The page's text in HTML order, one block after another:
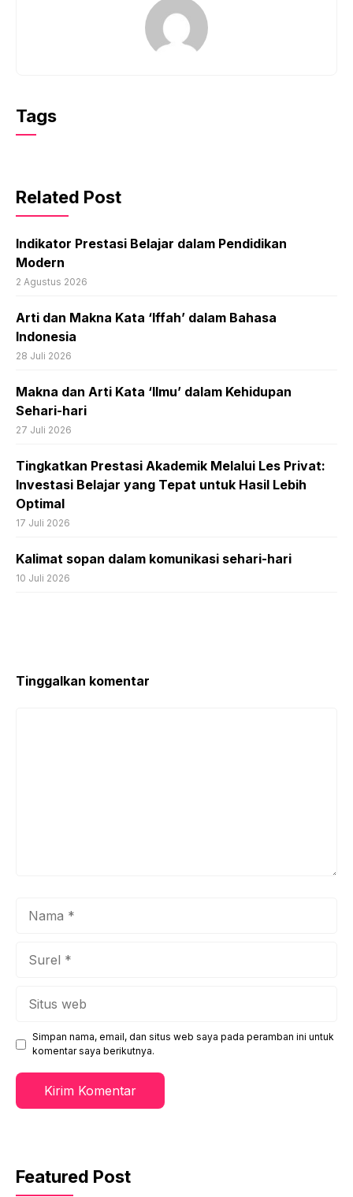
Tags
Related Post
Indikator Prestasi Belajar dalam Pendidikan
Modern
2 Agustus 2026
Arti dan Makna Kata ‘Iffah’ dalam Bahasa
Indonesia
28 Juli 2026
Makna dan Arti Kata ‘Ilmu’ dalam Kehidupan
Sehari-hari
27 Juli 2026
Tingkatkan Prestasi Akademik Melalui Les Privat:
Investasi Belajar yang Tepat untuk Hasil Lebih
Optimal
17 Juli 2026
Kalimat sopan dalam komunikasi sehari-hari
10 Juli 2026
Tinggalkan komentar
Simpan nama, email, dan situs web saya pada peramban ini untuk
komentar saya berikutnya.
Featured Post